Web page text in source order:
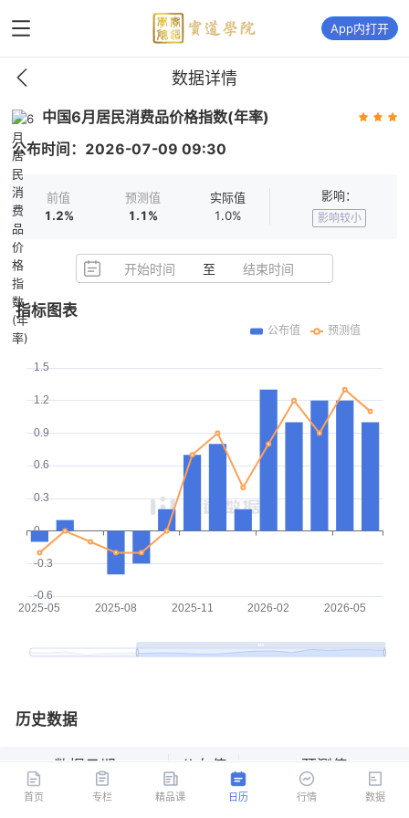
App内打开
数据详情
中国6月居民消费品价格指数(年率)
公布时间： 2026-07-09 09:30
前值
1.2%
预测值
1.1%
实际值
1.0%
影响：
影响较小
开始时间 至 结束时间
指标图表
历史数据
数据日期 公布值 预测值
2026-06 1.1%
首页 专栏 精品课 日历 行情 数据